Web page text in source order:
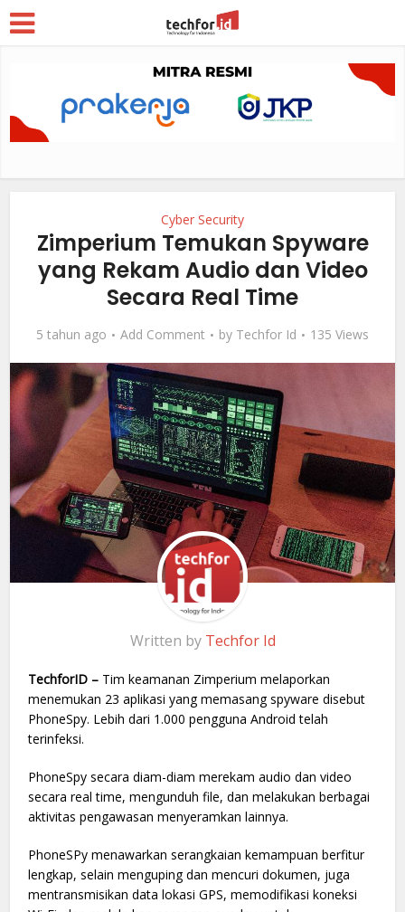
Cyber Security
Zimperium Temukan Spyware
yang Rekam Audio dan Video
Secara Real Time
5 tahun ago Add Comment by Techfor Id 135 Views
Written by Techfor Id
TechforID – Tim keamanan Zimperium melaporkan
menemukan 23 aplikasi yang memasang spyware disebut
PhoneSpy. Lebih dari 1.000 pengguna Android telah
terinfeksi.
PhoneSpy secara diam-diam merekam audio dan video
secara real time, mengunduh file, dan melakukan berbagai
aktivitas pengawasan menyeramkan lainnya.
PhoneSPy menawarkan serangkaian kemampuan berfitur
lengkap, selain menguping dan mencuri dokumen, juga
mentransmisikan data lokasi GPS, memodifikasi koneksi